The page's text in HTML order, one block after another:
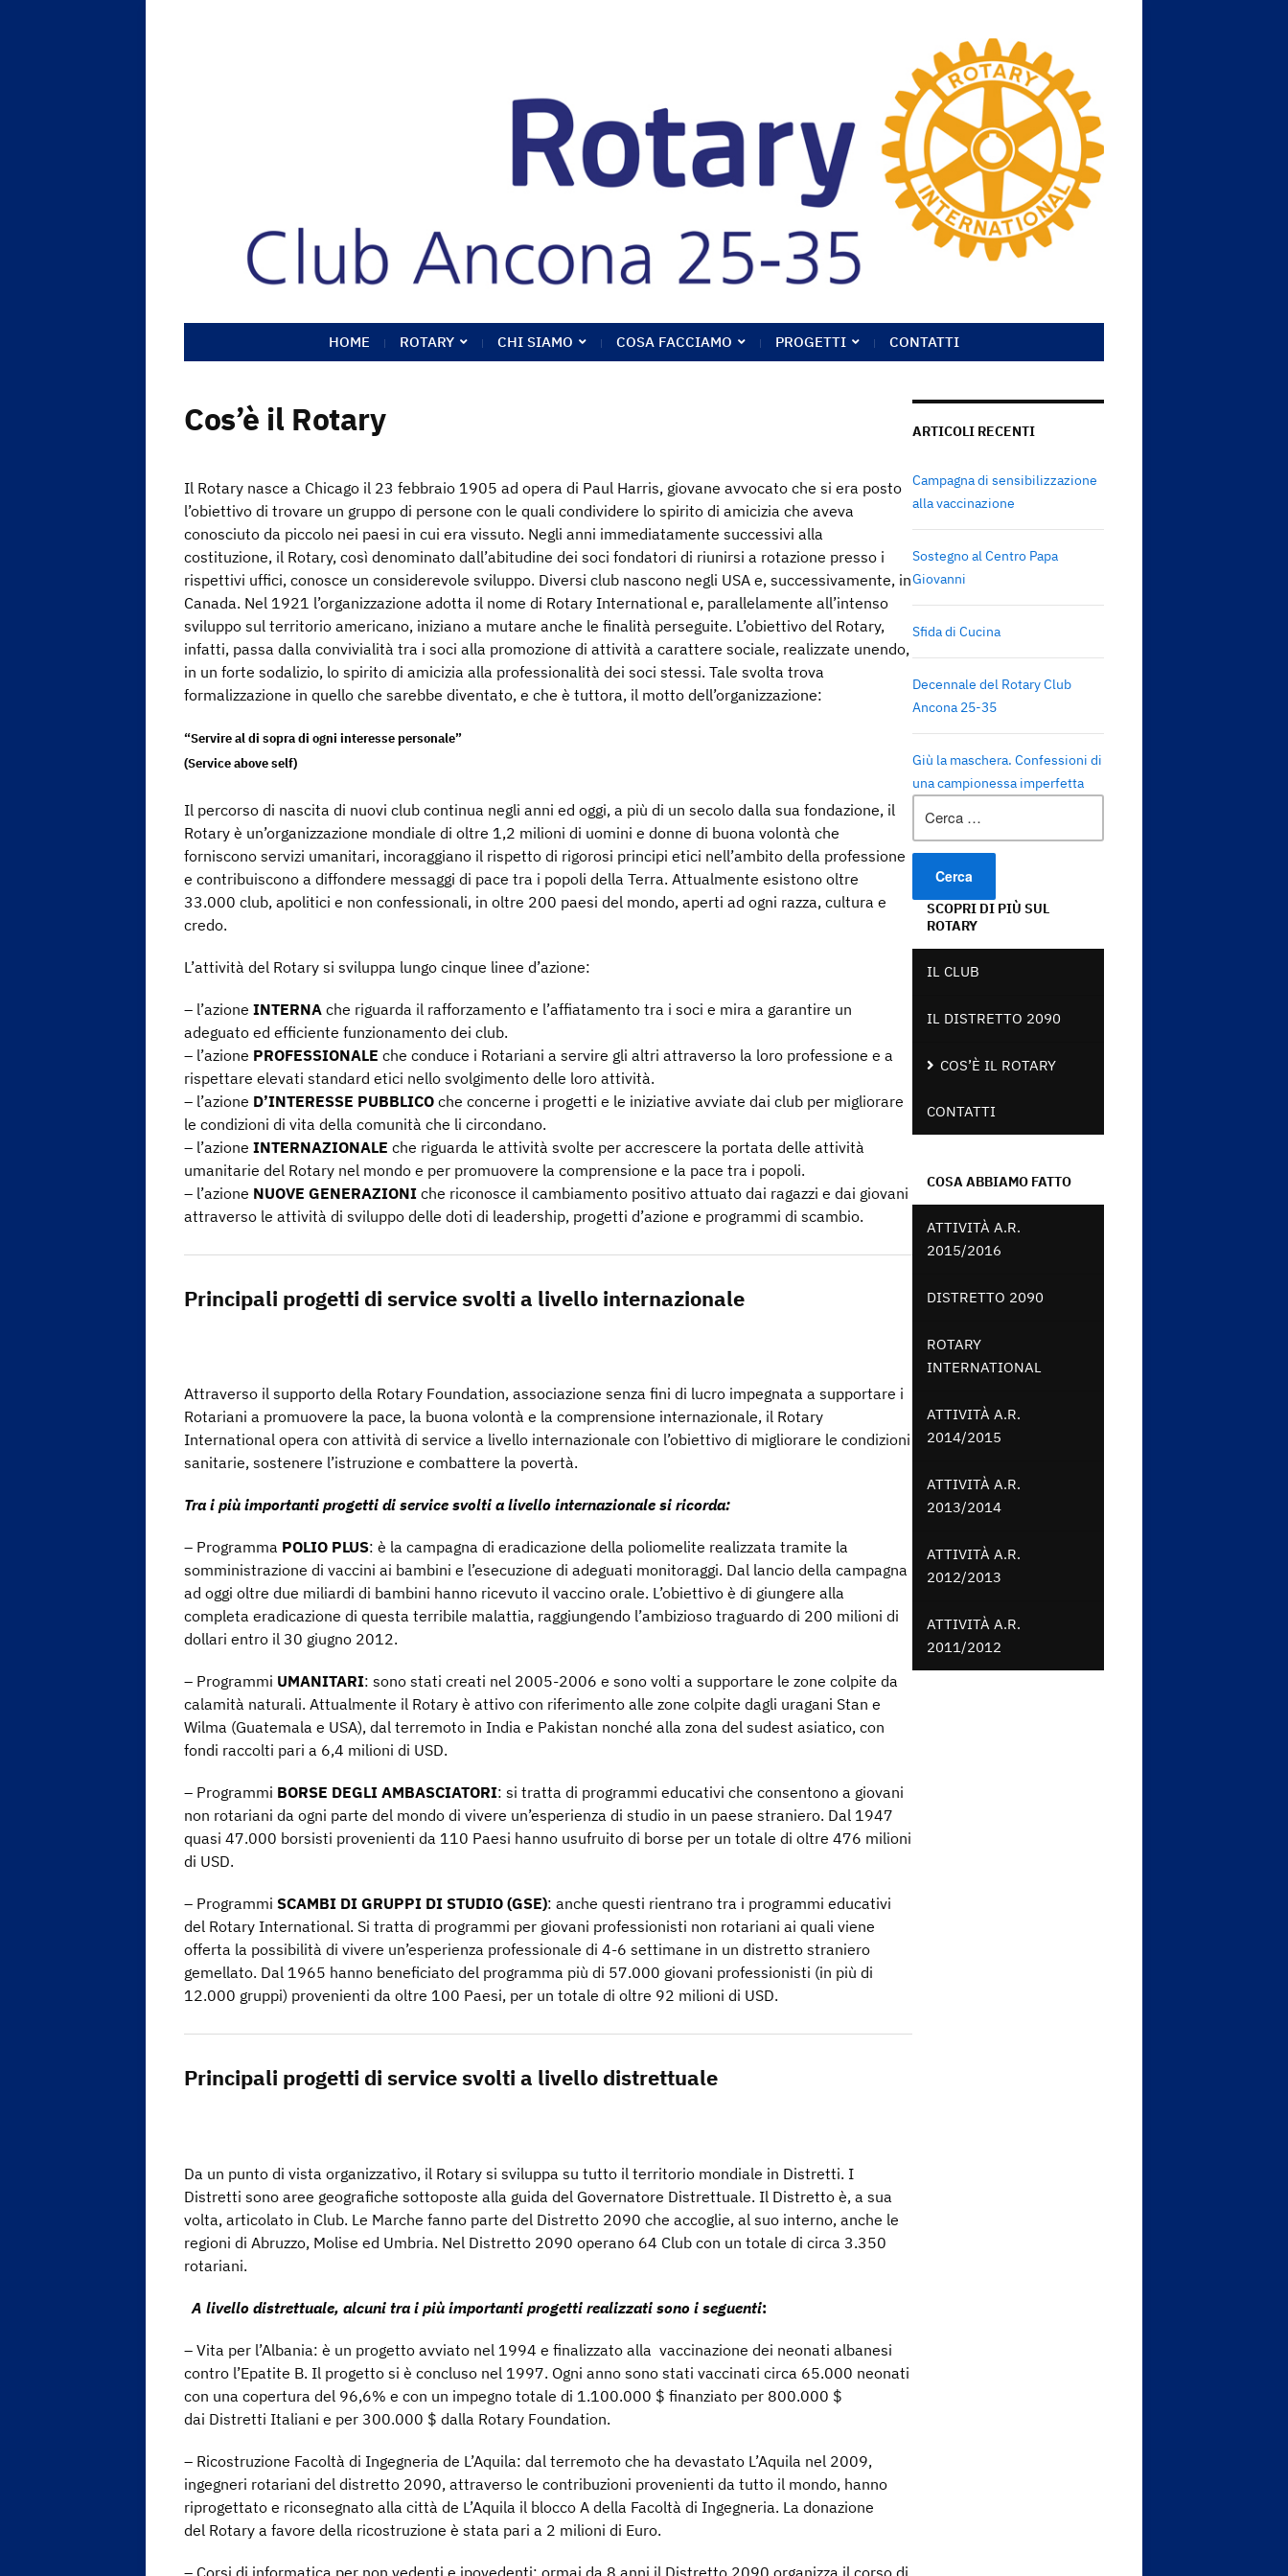
HOME ROTARY CHI SIAMO COSA FACCIAMO PROGETTI CONTATTI
Cos’è il Rotary
Il Rotary nasce a Chicago il 23 febbraio 1905 ad opera di Paul Harris, giovane avvocato che si era posto
l’obiettivo di trovare un gruppo di persone con le quali condividere lo spirito di amicizia che aveva
conosciuto da piccolo nei paesi in cui era vissuto. Negli anni immediatamente successivi alla
costituzione, il Rotary, così denominato dall’abitudine dei soci fondatori di riunirsi a rotazione presso i
rispettivi uffici, conosce un considerevole sviluppo. Diversi club nascono negli USA e, successivamente, in
Canada. Nel 1921 l’organizzazione adotta il nome di Rotary International e, parallelamente all’intenso
sviluppo sul territorio americano, iniziano a mutare anche le finalità perseguite. L’obiettivo del Rotary,
infatti, passa dalla convivialità tra i soci alla promozione di attività a carattere sociale, realizzate unendo,
in un forte sodalizio, lo spirito di amicizia alla professionalità dei soci stessi. Tale svolta trova
formalizzazione in quello che sarebbe diventato, e che è tuttora, il motto dell’organizzazione:
“Servire al di sopra di ogni interesse personale”
(Service above self)
Il percorso di nascita di nuovi club continua negli anni ed oggi, a più di un secolo dalla sua fondazione, il
Rotary è un’organizzazione mondiale di oltre 1,2 milioni di uomini e donne di buona volontà che
forniscono servizi umanitari, incoraggiano il rispetto di rigorosi principi etici nell’ambito della professione
e contribuiscono a diffondere messaggi di pace tra i popoli della Terra. Attualmente esistono oltre
33.000 club, apolitici e non confessionali, in oltre 200 paesi del mondo, aperti ad ogni razza, cultura e
credo.
L’attività del Rotary si sviluppa lungo cinque linee d’azione:
– l’azione INTERNA che riguarda il rafforzamento e l’affiatamento tra i soci e mira a garantire un
adeguato ed efficiente funzionamento dei club.
– l’azione PROFESSIONALE che conduce i Rotariani a servire gli altri attraverso la loro professione e a
rispettare elevati standard etici nello svolgimento delle loro attività.
– l’azione D’INTERESSE PUBBLICO che concerne i progetti e le iniziative avviate dai club per migliorare
le condizioni di vita della comunità che li circondano.
– l’azione INTERNAZIONALE che riguarda le attività svolte per accrescere la portata delle attività
umanitarie del Rotary nel mondo e per promuovere la comprensione e la pace tra i popoli.
– l’azione NUOVE GENERAZIONI che riconosce il cambiamento positivo attuato dai ragazzi e dai giovani
attraverso le attività di sviluppo delle doti di leadership, progetti d’azione e programmi di scambio.
Principali progetti di service svolti a livello internazionale
Attraverso il supporto della Rotary Foundation, associazione senza fini di lucro impegnata a supportare i
Rotariani a promuovere la pace, la buona volontà e la comprensione internazionale, il Rotary
International opera con attività di service a livello internazionale con l’obiettivo di migliorare le condizioni
sanitarie, sostenere l’istruzione e combattere la povertà.
Tra i più importanti progetti di service svolti a livello internazionale si ricorda:
– Programma POLIO PLUS: è la campagna di eradicazione della poliomelite realizzata tramite la
somministrazione di vaccini ai bambini e l’esecuzione di adeguati monitoraggi. Dal lancio della campagna
ad oggi oltre due miliardi di bambini hanno ricevuto il vaccino orale. L’obiettivo è di giungere alla
completa eradicazione di questa terribile malattia, raggiungendo l’ambizioso traguardo di 200 milioni di
dollari entro il 30 giugno 2012.
– Programmi UMANITARI: sono stati creati nel 2005-2006 e sono volti a supportare le zone colpite da
calamità naturali. Attualmente il Rotary è attivo con riferimento alle zone colpite dagli uragani Stan e
Wilma (Guatemala e USA), dal terremoto in India e Pakistan nonché alla zona del sudest asiatico, con
fondi raccolti pari a 6,4 milioni di USD.
– Programmi BORSE DEGLI AMBASCIATORI: si tratta di programmi educativi che consentono a giovani
non rotariani da ogni parte del mondo di vivere un’esperienza di studio in un paese straniero. Dal 1947
quasi 47.000 borsisti provenienti da 110 Paesi hanno usufruito di borse per un totale di oltre 476 milioni
di USD.
– Programmi SCAMBI DI GRUPPI DI STUDIO (GSE): anche questi rientrano tra i programmi educativi
del Rotary International. Si tratta di programmi per giovani professionisti non rotariani ai quali viene
offerta la possibilità di vivere un’esperienza professionale di 4-6 settimane in un distretto straniero
gemellato. Dal 1965 hanno beneficiato del programma più di 57.000 giovani professionisti (in più di
12.000 gruppi) provenienti da oltre 100 Paesi, per un totale di oltre 92 milioni di USD.
Principali progetti di service svolti a livello distrettuale
Da un punto di vista organizzativo, il Rotary si sviluppa su tutto il territorio mondiale in Distretti. I
Distretti sono aree geografiche sottoposte alla guida del Governatore Distrettuale. Il Distretto è, a sua
volta, articolato in Club. Le Marche fanno parte del Distretto 2090 che accoglie, al suo interno, anche le
regioni di Abruzzo, Molise ed Umbria. Nel Distretto 2090 operano 64 Club con un totale di circa 3.350
rotariani.
A livello distrettuale, alcuni tra i più importanti progetti realizzati sono i seguenti:
– Vita per l’Albania: è un progetto avviato nel 1994 e finalizzato alla vaccinazione dei neonati albanesi
contro l’Epatite B. Il progetto si è concluso nel 1997. Ogni anno sono stati vaccinati circa 65.000 neonati
con una copertura del 96,6% e con un impegno totale di 1.100.000 $ finanziato per 800.000 $
dai Distretti Italiani e per 300.000 $ dalla Rotary Foundation.
– Ricostruzione Facoltà di Ingegneria de L’Aquila: dal terremoto che ha devastato L’Aquila nel 2009,
ingegneri rotariani del distretto 2090, attraverso le contribuzioni provenienti da tutto il mondo, hanno
riprogettato e riconsegnato alla città de L’Aquila il blocco A della Facoltà di Ingegneria. La donazione
del Rotary a favore della ricostruzione è stata pari a 2 milioni di Euro.
– Corsi di informatica per non vedenti e ipovedenti: ormai da 8 anni il Distretto 2090 organizza il corso di
ARTICOLI RECENTI
Campagna di sensibilizzazione
alla vaccinazione
Sostegno al Centro Papa
Giovanni
Sfida di Cucina
Decennale del Rotary Club
Ancona 25-35
Giù la maschera. Confessioni di
una campionessa imperfetta
per:
SCOPRI DI PIÙ SUL
ROTARY
IL CLUB
IL DISTRETTO 2090
COS’È IL ROTARY
CONTATTI
COSA ABBIAMO FATTO
ATTIVITÀ A.R.
2015/2016
DISTRETTO 2090
ROTARY
INTERNATIONAL
ATTIVITÀ A.R.
2014/2015
ATTIVITÀ A.R.
2013/2014
ATTIVITÀ A.R.
2012/2013
ATTIVITÀ A.R.
2011/2012